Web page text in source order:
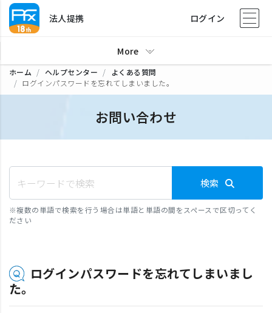
法人提携 ログイン
More
ホーム ヘルプセンター
よくある質問
ログインパスワードを忘れてしまいました。
お問い合わせ
検索
※複数の単語で検索を行う場合は単語と単語の間をスペースで区切ってく
ださい
ログインパスワードを忘れてしまいまし
た。